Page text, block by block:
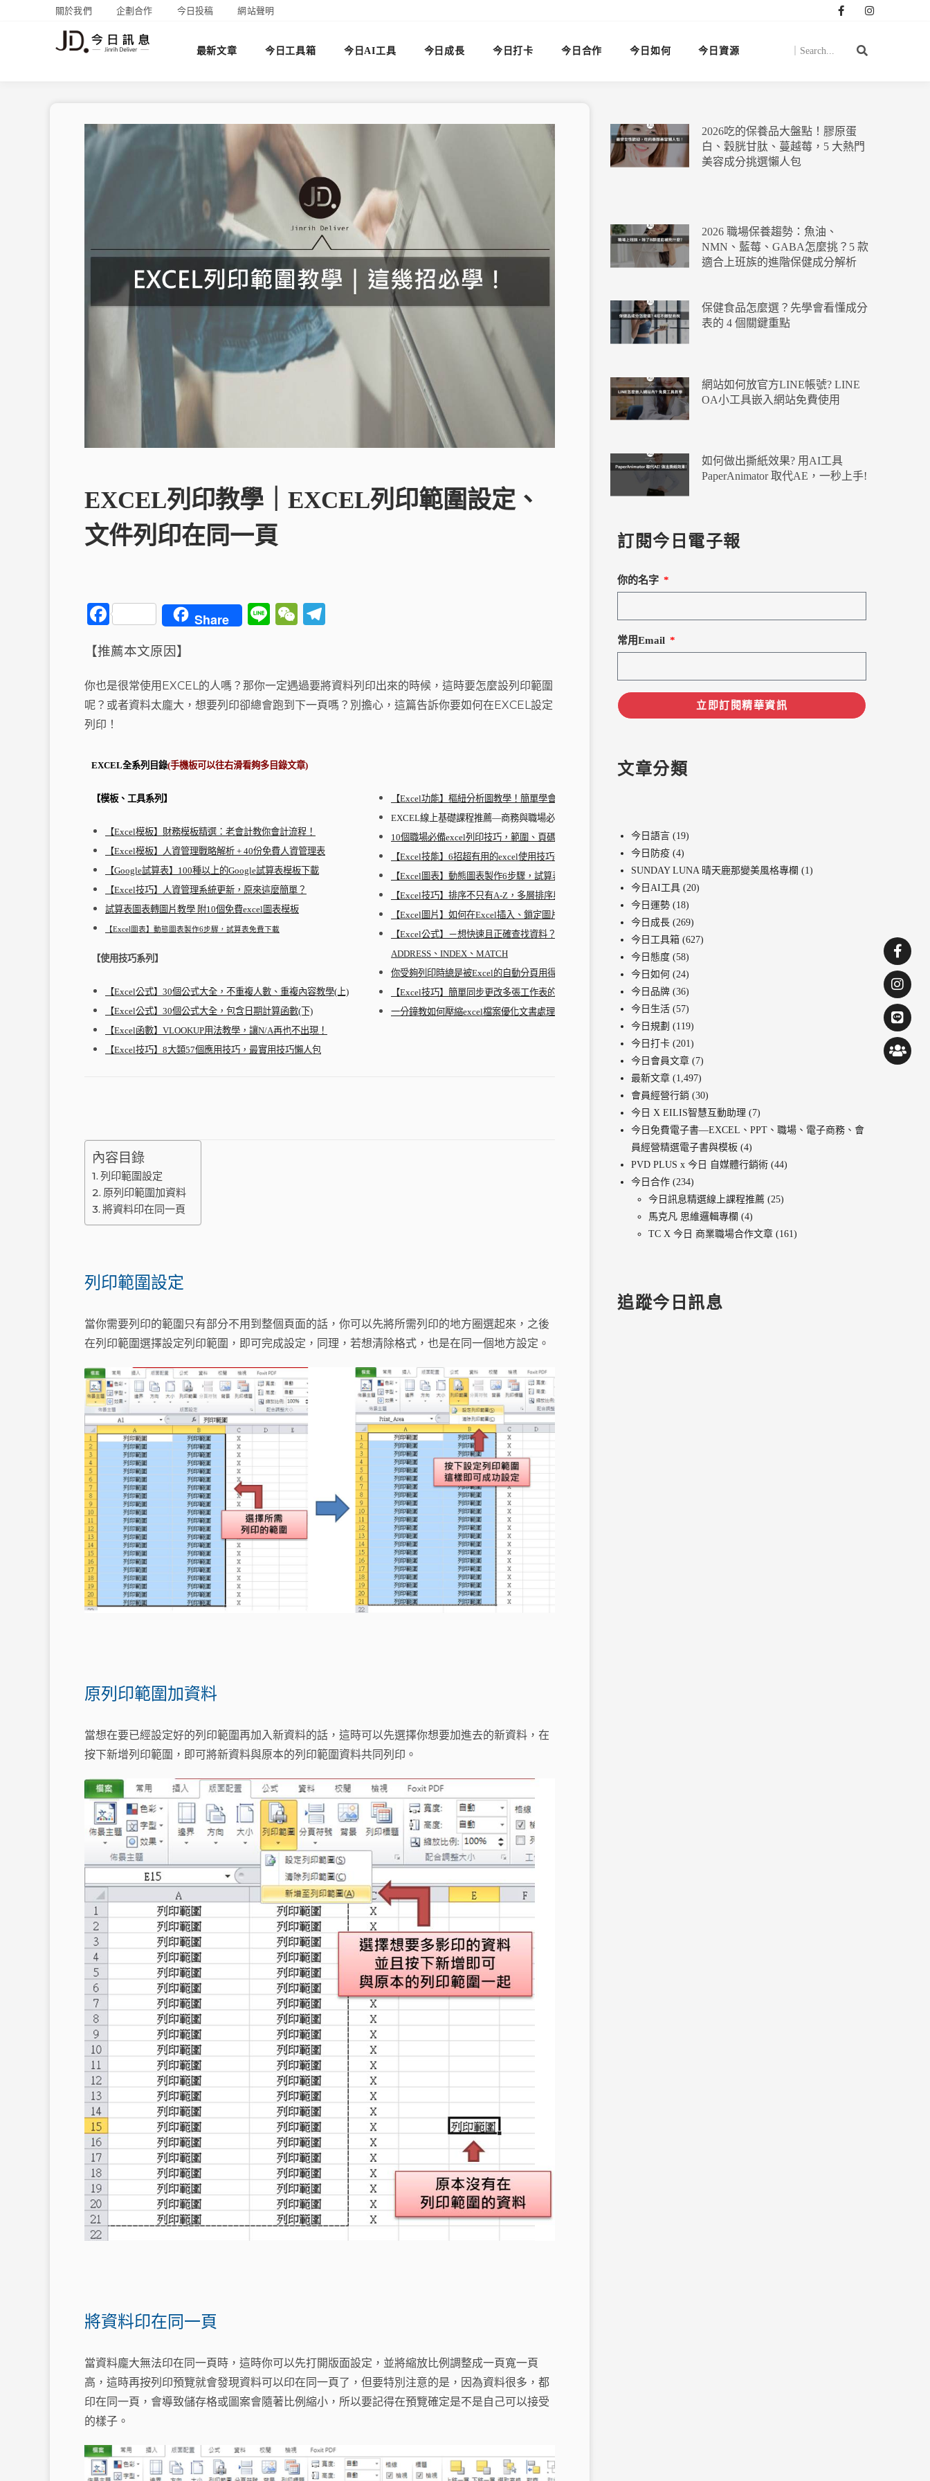
關於我們 企劃合作 今日投稿 網站聲明
最新文章 今日工具箱 今日AI工具 今日成長 今日打卡 今日合作 今日如何 今日資源
EXCEL列印教學｜EXCEL列印範圍設定、
文件列印在同一頁
F
c
e
b
o
k
Share
Li W
h
a
g
ra
【推薦本文原因】
你也是很常使用EXCEL的人嗎？那你一定遇過要將資料列印出來的時候，這時要怎麼設列印範圍
呢？或者資料太龐大，想要列印卻總會跑到下一頁嗎？別擔心，這篇告訴你要如何在EXCEL設定
列印！
EXCEL全系列目錄(手機板可以往右滑看夠多目錄文章)
【模板、工具系列】
【Excel模板】財務模板精選：老會計教你會計流程！
【Excel模板】人資管理戰略解析 + 40份免費人資管理表
【Google試算表】100種以上的Google試算表模板下載
【Excel技巧】人資管理系統更新，原來這麼簡單？
試算表圖表轉圖片教學 附10個免費excel圖表模板
【Excel圖表】動態圖表製作6步驟，試算表免費下載
【使用技巧系列】
【Excel公式】30個公式大全，不重複人數、重複內容教學(上)
【Excel公式】30個公式大全，包含日期計算函數(下)
【Excel函數】VLOOKUP用法教學，讓N/A再也不出現！
【Excel技巧】8大類57個應用技巧，最實用技巧懶人包
【Excel功能】樞紐分析圖教學！簡單學會最重要的excel技能
EXCEL線上基礎課程推薦—商務與職場必備實務應用
10個職場必備excel列印技巧，範圍、頁碼再也不跑版！
【Excel技能】6招超有用的excel使用技巧教學
【Excel圖表】動態圖表製作6步驟，試算表免費下載
【Excel技巧】排序不只有A-Z，多層排序與自訂清單
【Excel圖片】如何在Excel插入、鎖定圖片
【Excel公式】－想快速且正確查找資料？三大函數應用教學
ADDRESS、INDEX、MATCH
你受夠列印時總是被Excel的自動分頁用得支離破碎嗎？
【Excel技巧】簡單同步更改多張工作表的方法告訴你
一分鐘教如何壓縮excel檔案優化文書處理
內容目錄
列印範圍設定
原列印範圍加資料
將資料印在同一頁
列印範圍設定
當你需要列印的範圍只有部分不用到整個頁面的話，你可以先將所需列印的地方圈選起來，之後
在列印範圍選擇設定列印範圍，即可完成設定，同理，若想清除格式，也是在同一個地方設定。
原列印範圍加資料
當想在要已經設定好的列印範圍再加入新資料的話，這時可以先選擇你想要加進去的新資料，在
按下新增列印範圍，即可將新資料與原本的列印範圍資料共同列印。
將資料印在同一頁
當資料龐大無法印在同一頁時，這時你可以先打開版面設定，並將縮放比例調整成一頁寬一頁
高，這時再按列印預覽就會發現資料可以印在同一頁了，但要特別注意的是，因為資料很多，都
印在同一頁，會導致儲存格或圖案會隨著比例縮小，所以要記得在預覽確定是不是自己可以接受
的樣子。
2026吃的保養品大盤點！膠原蛋
白、穀胱甘肽、蔓越莓，5 大熱門
美容成分挑選懶人包
2026 職場保養趨勢：魚油、
NMN、藍莓、GABA怎麼挑？5 款
適合上班族的進階保健成分解析
保健食品怎麼選？先學會看懂成分
表的 4 個關鍵重點
網站如何放官方LINE帳號? LINE
OA小工具嵌入網站免費使用
如何做出撕紙效果? 用AI工具
PaperAnimator 取代AE，一秒上手!
訂閱今日電子報
你的名字
常用Email
立即訂閱精華資訊
文章分類
今日語言 (19)
今日防疫 (4)
SUNDAY LUNA 晴天鹿那變美風格專欄 (1)
今日AI工具 (20)
今日運勢 (18)
今日成長 (269)
今日工具箱 (627)
今日態度 (58)
今日如何 (24)
今日品牌 (36)
今日生活 (57)
今日規劃 (119)
今日打卡 (201)
今日會員文章 (7)
最新文章 (1,497)
會員經營行銷 (30)
今日 X EILIS智慧互動助理 (7)
今日免費電子書—EXCEL、PPT、職場、電子商務、會
員經營精選電子書與模板 (4)
PVD PLUS x 今日 自媒體行銷術 (44)
今日合作 (234)
今日訊息精選線上課程推薦 (25)
馬克凡 思維邏輯專欄 (4)
TC X 今日 商業職場合作文章 (161)
追蹤今日訊息